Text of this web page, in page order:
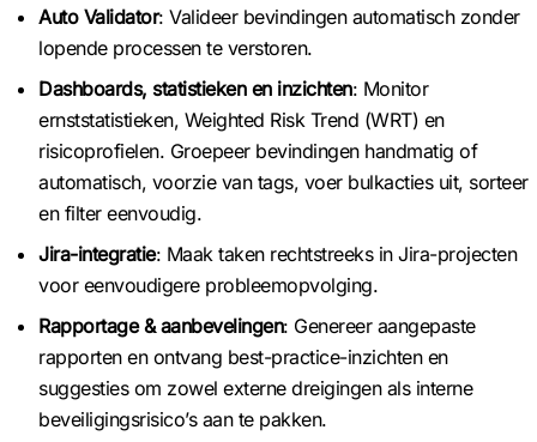
Auto Validator: Valideer bevindingen automatisch zonder
lopende processen te verstoren.
Dashboards, statistieken en inzichten: Monitor
ernststatistieken, Weighted Risk Trend (WRT) en
risicoprofielen. Groepeer bevindingen handmatig of
automatisch, voorzie van tags, voer bulkacties uit, sorteer
en filter eenvoudig.
Jira-integratie: Maak taken rechtstreeks in Jira-projecten
voor eenvoudigere probleemopvolging.
Rapportage & aanbevelingen: Genereer aangepaste
rapporten en ontvang best-practice-inzichten en
suggesties om zowel externe dreigingen als interne
beveiligingsrisico’s aan te pakken.